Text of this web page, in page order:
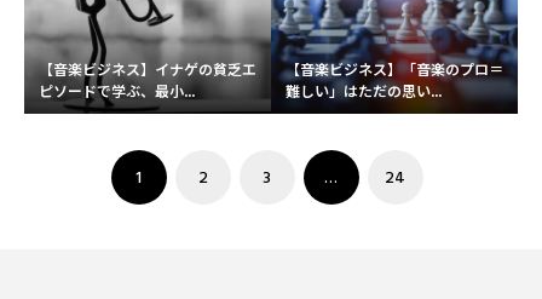
【音楽ビジネス】イナゲの貧乏エ
ピソードで学ぶ、最小...
【音楽ビジネス】「音楽のプロ＝
難しい」はただの思い...
1 2 3 … 24